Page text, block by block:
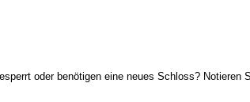
oder benötigen eine neues Schloss?